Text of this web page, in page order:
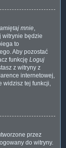
mnie,
witrynie będzie
to
Aby pozostać
funkcję Loguj
z witryny z
internetowej,
widzisz tej funkcji,
przez
do witryny.